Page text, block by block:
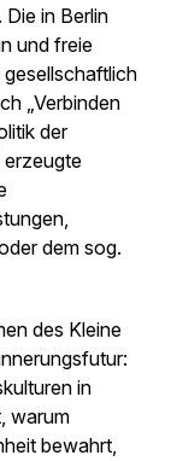
in Berlin
und freie
„Verbinden
der
erzeugte
dem sog.
des Kleine
in
warum
bewahrt,